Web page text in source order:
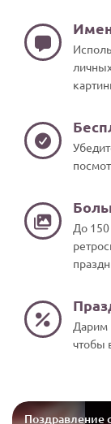
До
Дарим
чтобы
Поздравление